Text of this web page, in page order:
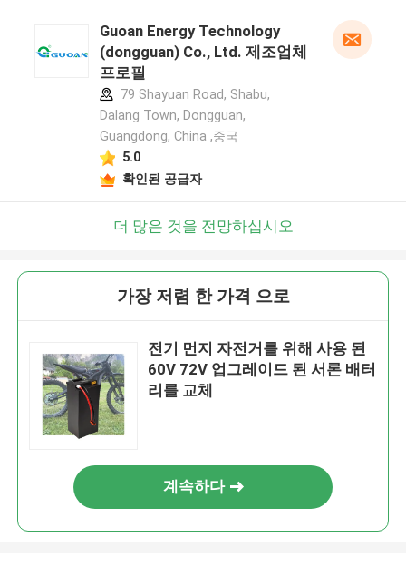
Guoan Energy Technology
(dongguan) Co., Ltd. 제조업체
프로필
79 Shayuan Road, Shabu,
Dalang Town, Dongguan,
Guangdong, China ,중국
5.0
확인된 공급자
더 많은 것을 전망하십시오
가장 저렴 한 가격 으로
전기 먼지 자전거를 위해 사용 된
60V 72V 업그레이드 된 서론 배터
리를 교체
계속하다